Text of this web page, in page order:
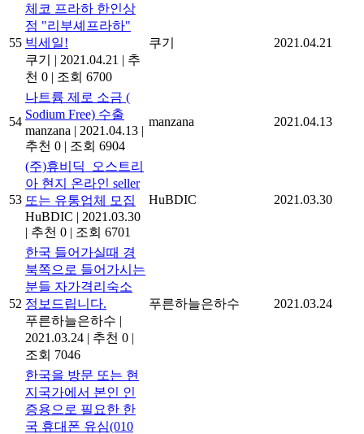
55
체코 프라하 한인상
점 "리부셰프라하"
빅세일!
쿠기
| 2021.04.21 | 추
천 0 | 조회 6700
쿠기 2021.04.21
54
나트륨 제로 소금 (
Sodium Free) 수출
manzana | 2021.04.13 |
추천 0 | 조회 6904
manzana 2021.04.13
53
(주)휴비딕_오스트리
아 현지 온라인 seller
또는 유통업체 모집
HuBDIC | 2021.03.30
| 추천 0 | 조회 6701
HuBDIC 2021.03.30
52
한국 들어가실때 경
북쪽으로 들어가시는
분들 자가격리숙소
정보드립니다.
푸른하늘은하수 |
2021.03.24 | 추천 0 |
조회 7046
푸른하늘은하수 2021.03.24
한국을 방문 또는 현
지국가에서 본인 인
증용으로 필요한 한
국 휴대폰 유심(010